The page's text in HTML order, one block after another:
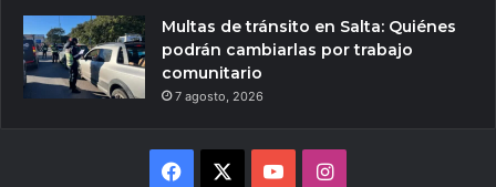
Multas de tránsito en Salta: Quiénes
podrán cambiarlas por trabajo
comunitario
7 agosto, 2026
Facebook YouTubeInstagram